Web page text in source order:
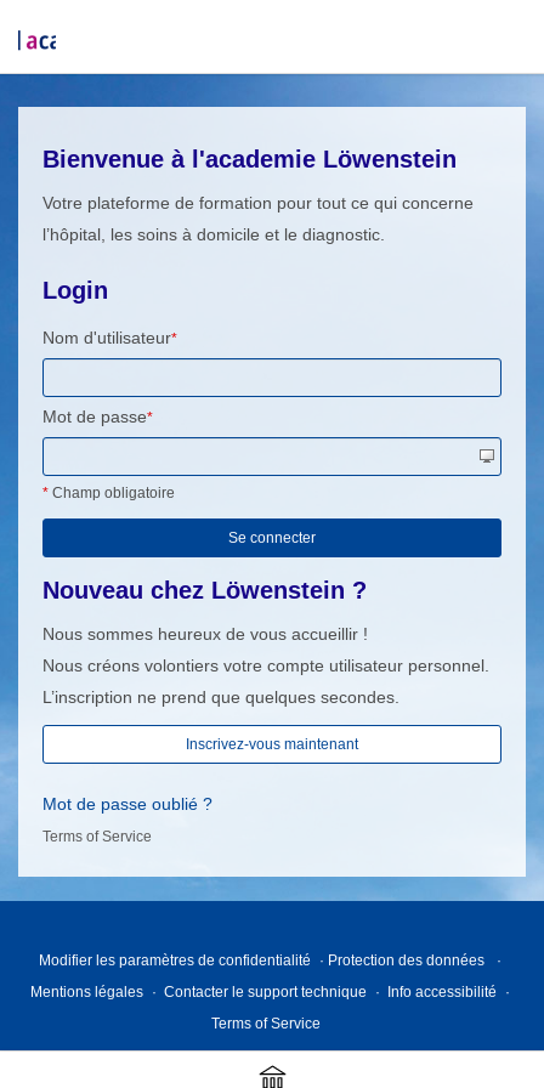
Bienvenue à l'academie Löwenstein
Votre plateforme de formation pour tout ce qui concerne
l’hôpital, les soins à domicile et le diagnostic.
Login
Nom d'utilisateur*
Mot de passe*
* Champ obligatoire
Se connecter
Nouveau chez Löwenstein ?
Nous sommes heureux de vous accueillir !
Nous créons volontiers votre compte utilisateur personnel.
L’inscription ne prend que quelques secondes.
Inscrivez-vous maintenant
Mot de passe oublié ?
Terms of Service
Modifier les paramètres de confidentialité
Protection des données
Mentions légales
Contacter le support technique
Info accessibilité
Terms of Service